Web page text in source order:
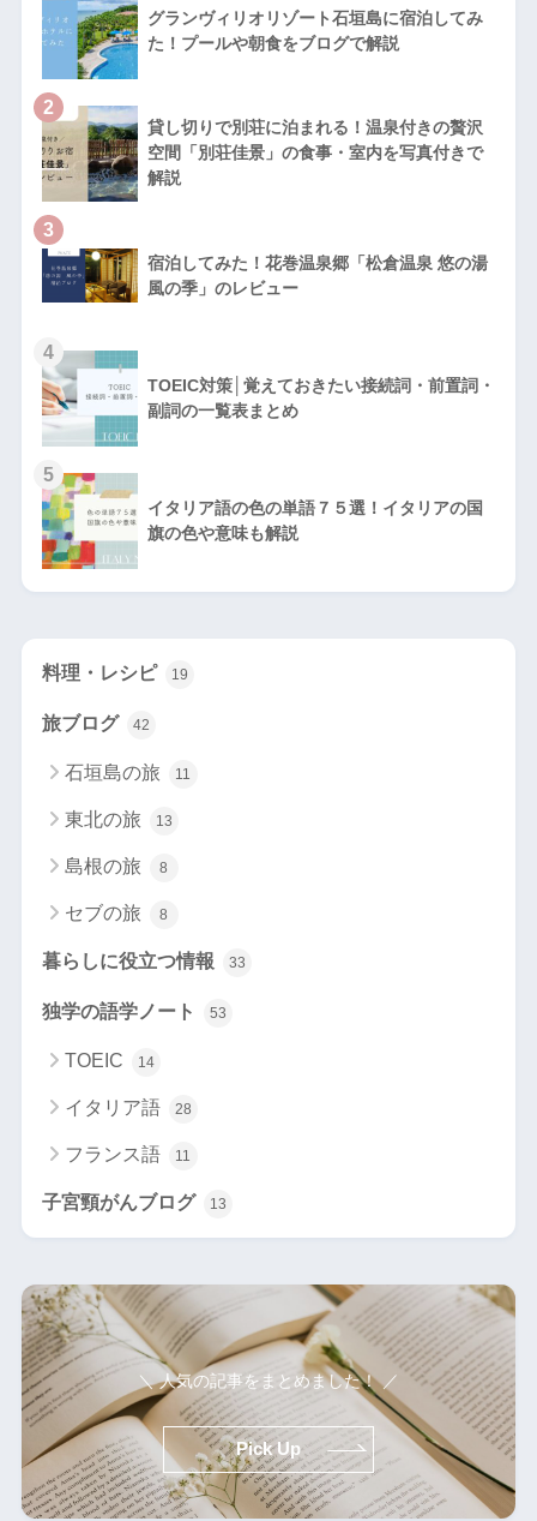
グランヴィリオリゾート石垣島に宿泊してみ
た！プールや朝食をブログで解説
2
貸し切りで別荘に泊まれる！温泉付きの贅沢
空間「別荘佳景」の食事・室内を写真付きで
解説
3
宿泊してみた！花巻温泉郷「松倉温泉 悠の湯
風の季」のレビュー
4
TOEIC対策│覚えておきたい接続詞・前置詞・
副詞の一覧表まとめ
5
イタリア語の色の単語７５選！イタリアの国
旗の色や意味も解説
料理・レシピ 19
旅ブログ 42
石垣島の旅 11
東北の旅 13
島根の旅 8
セブの旅 8
暮らしに役立つ情報 33
独学の語学ノート 53
TOEIC 14
イタリア語 28
フランス語 11
子宮頸がんブログ 13
＼ 人気の記事をまとめました！ ／
Pick Up